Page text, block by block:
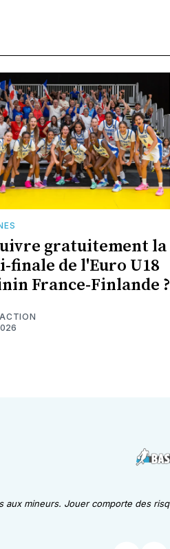
gratuitement la
finale de l'Euro U18
France-Finlande ?
aux mineurs. Jouer comporte des